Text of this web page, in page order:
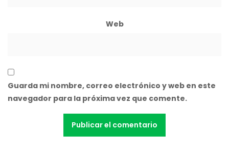
Web
Guarda mi nombre, correo electrónico y web en este
navegador para la próxima vez que comente.